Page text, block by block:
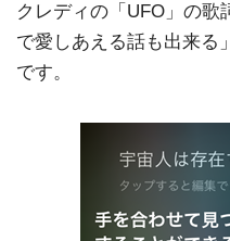
クレディの「UFO」の歌
で愛しあえる話も出来る
です。